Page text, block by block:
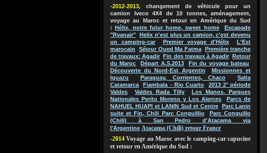
-2012-2013, changement de véhicule pour un
camion Iveco 4X4 de 10 tonnes, aménagement,
voyage au Maroc et retour en Amérique du Sud
:
Hélix, notre futur home, sweet home
Escapade
"Ryanair"
Helix n'est plus un camion, c'est devenu
un camping-car
Premier voyage d'Hélix
L'Est
marocain
Séjour Oued Ma Fatma
Première tranche
de travaux: Agadir
Fin des travaux à Agadir
Retour
du Maroc
Départ A.S.2013
Fin du voyage bateau
Découverte du Nord-Est Argentin
Missionnes et
Iguazu
Paraguay, Corrientes, Chaco
Salta
Catamarca
Fiambala - Rio Cuarto
2013 2° période
Valdes
Valdes Rada Tilly
Los Manos, Parques
Nationales Perito Moreno y Los Alerces
Parcs de
NAHUEL HUAPI et LANIN Sud et Centre
Parc Lanin
suite et Fin, Chili Parc Conguillio
Parc Conguillo
(Chili) à San Pedro d'Atacama via
l'Argentine Atacama (Chili) retour France
-2014 Voyage au Maroc avec le camping-car capucine
et retour en Amérique du Sud :